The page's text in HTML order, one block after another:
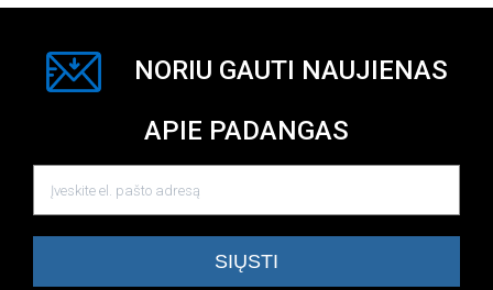
NORIU GAUTI NAUJIENAS
APIE PADANGAS